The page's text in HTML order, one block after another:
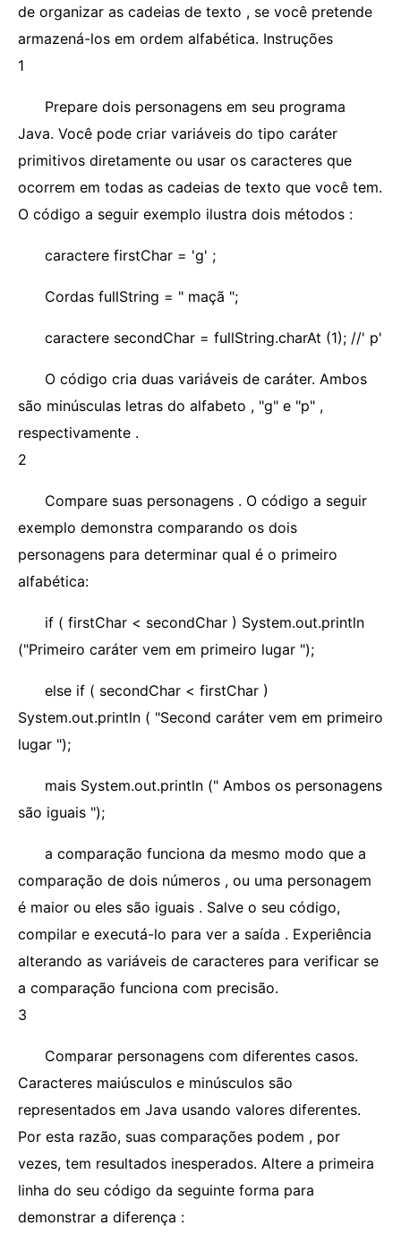
de organizar as cadeias de texto , se você pretende
armazená-los em ordem alfabética. Instruções
1
Prepare dois personagens em seu programa
Java. Você pode criar variáveis ​​do tipo caráter
primitivos diretamente ou usar os caracteres que
ocorrem em todas as cadeias de texto que você tem.
O código a seguir exemplo ilustra dois métodos :
caractere firstChar = 'g' ;
Cordas fullString = " maçã ";
caractere secondChar = fullString.charAt (1); //' p'
O código cria duas variáveis ​​de caráter. Ambos
são minúsculas letras do alfabeto , "g" e "p" ,
respectivamente .
2
Compare suas personagens . O código a seguir
exemplo demonstra comparando os dois
personagens para determinar qual é o primeiro
alfabética:
if ( firstChar < secondChar ) System.out.println
("Primeiro caráter vem em primeiro lugar ");
else if ( secondChar < firstChar )
System.out.println ( "Second caráter vem em primeiro
lugar ");
mais System.out.println (" Ambos os personagens
são iguais ");
a comparação funciona da mesmo modo que a
comparação de dois números , ou uma personagem
é maior ou eles são iguais . Salve o seu código,
compilar e executá-lo para ver a saída . Experiência
alterando as variáveis ​​de caracteres para verificar se
a comparação funciona com precisão.
3
Comparar personagens com diferentes casos.
Caracteres maiúsculos e minúsculos são
representados em Java usando valores diferentes.
Por esta razão, suas comparações podem , por
vezes, tem resultados inesperados. Altere a primeira
linha do seu código da seguinte forma para
demonstrar a diferença :